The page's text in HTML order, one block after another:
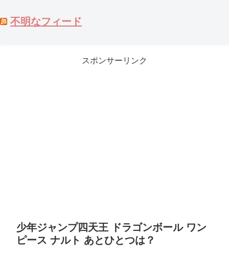
不明なフィード
スポンサーリンク
少年ジャンプ四天王 ドラゴンボール ワン
ピース ナルト あとひとつは？